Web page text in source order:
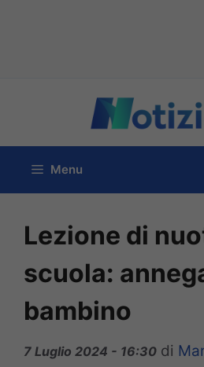
contenuto
Menu
Lezione di
scuola:
bambino
7 Luglio 2024 - 16:30 di